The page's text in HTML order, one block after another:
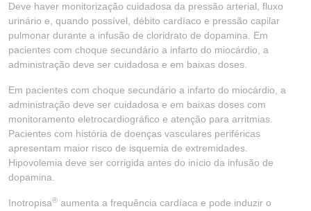
Deve haver monitorização cuidadosa da pressão arterial, fluxo
urinário e, quando possível, débito cardíaco e pressão capilar
pulmonar durante a infusão de cloridrato de dopamina. Em
pacientes com choque secundário a infarto do miocárdio, a
administração deve ser cuidadosa e em baixas doses.
Em pacientes com choque secundário a infarto do miocárdio, a
administração deve ser cuidadosa e em baixas doses com
monitoramento eletrocardiográfico e atenção para arritmias.
Pacientes com história de doenças vasculares periféricas
apresentam maior risco de isquemia de extremidades.
Hipovolemia deve ser corrigida antes do início da infusão de
dopamina.
Inotropisa® aumenta a frequência cardíaca e pode induzir o